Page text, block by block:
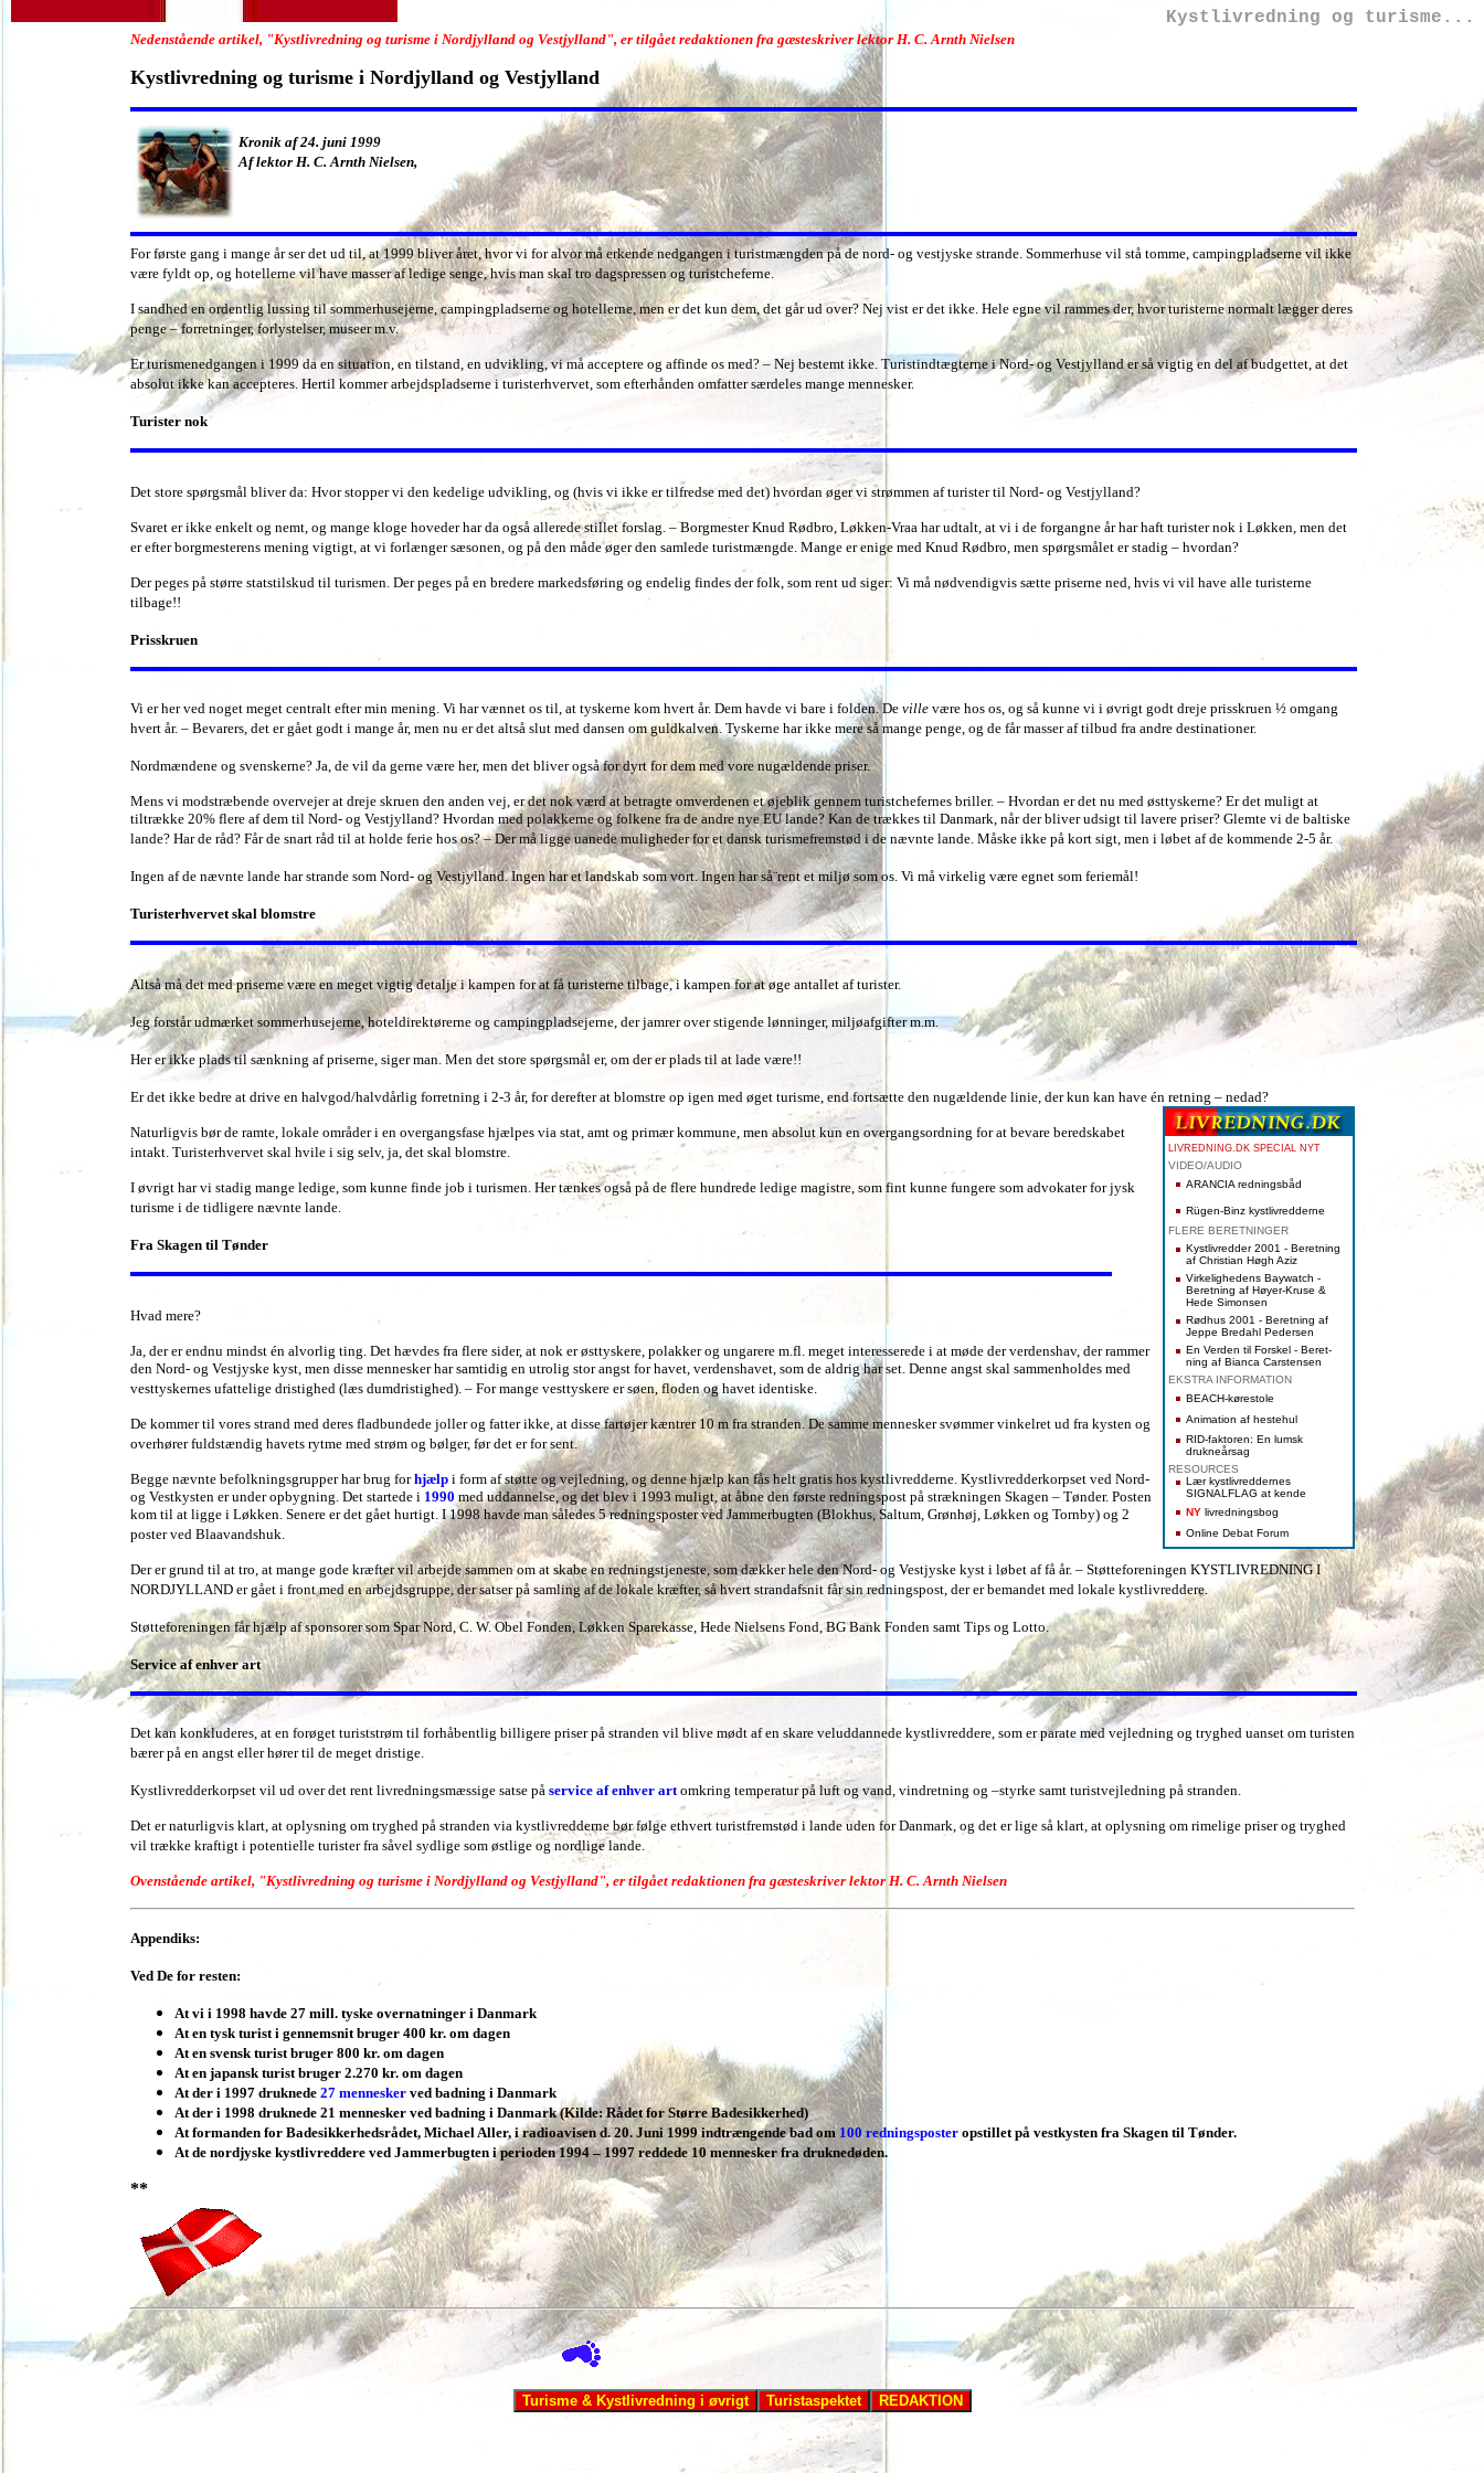
Kystlivredning og turisme...
Nedenstående artikel, "Kystlivredning og turisme i Nordjylland og Vestjylland", er tilgået redaktionenfra gæsteskriver lektor H. C. Arnth Nielsen
Kystlivredning og turisme i Nordjylland og Vestjylland
Kronik af 24. juni 1999
Af lektor H. C. Arnth Nielsen,
For første gang i mange år ser det ud til, at 1999 bliver året, hvor vi for alvor må erkende nedgangen i turistmængden på de nord- og vestjyske strande. Sommerhuse vil stå tomme, campingpladserne vil ikke
være fyldt op, og hotellerne vil have masser af ledige senge, hvis man skal tro dagspressen og turistcheferne.
I sandhed en ordentlig lussing til sommerhusejerne, campingpladserne og hotellerne, men er det kun dem, det går ud over? Nej vist er det ikke. Hele egne vil rammes der, hvor turisterne normalt lægger deres
penge – forretninger, forlystelser, museer m.v.
Er turismenedgangen i 1999 da en situation, en tilstand, en udvikling, vi må acceptere og affinde os med? – Nej bestemt ikke. Turistindtægterne i Nord- og Vestjylland er så vigtig en del af budgettet, at det
absolut ikke kan accepteres. Hertil kommer arbejdspladserne i turisterhvervet, som efterhånden omfatter særdeles mange mennesker.
Turister nok
Det store spørgsmål bliver da: Hvor stopper vi den kedelige udvikling, og (hvis vi ikke er tilfredse med det) hvordan øger vi strømmen af turister til Nord- og Vestjylland?
Svaret er ikke enkelt og nemt, og mange kloge hoveder har da også allerede stillet forslag. – Borgmester Knud Rødbro, Løkken-Vraa har udtalt, at vi i de forgangne år har haft turister nok i Løkken, men det
er efter borgmesterens mening vigtigt, at vi forlænger sæsonen, og på den måde øger den samlede turistmængde. Mange er enige med Knud Rødbro, men spørgsmålet er stadig – hvordan?
Der peges på større statstilskud til turismen. Der peges på en bredere markedsføring og endelig findes der folk, som rent ud siger: Vi må nødvendigvis sætte priserne ned, hvis vi vil have alle turisterne
tilbage!!
Prisskruen
Vi er her ved noget meget centralt efter min mening. Vi har vænnet os til, at tyskerne kom hvert år. Dem havde vi bare i folden. De villevære hos os, og så kunne vi i øvrigt godt dreje prisskruen ½ omgang
hvert år. – Bevarers, det er gået godt i mange år, men nu er det altså slut med dansen om guldkalven. Tyskerne har ikke mere så mange penge, og de får masser af tilbud fra andre destinationer.
Nordmændene og svenskerne? Ja, de vil da gerne være her, men det bliver også for dyrt for dem med vore nugældende priser.
Mens vi modstræbende overvejer at dreje skruen den anden vej, er det nok værd at betragte omverdenen et øjeblik gennem turistchefernes briller. – Hvordan er det nu med østtyskerne? Er det muligt at
tiltrække 20% flere af dem til Nord- og Vestjylland? Hvordan med polakkerne og folkene fra de andre nye EU lande? Kan de trækkes til Danmark, når der bliver udsigt til lavere priser? Glemte vi de baltiske
lande? Har de råd? Får de snart råd til at holde ferie hos os? – Der må ligge uanede muligheder for et dansk turismefremstød i de nævnte lande. Måske ikke på kort sigt, men i løbet af de kommende 2-5 år.
Ingen af de nævnte lande har strande som Nord- og Vestjylland. Ingen har et landskab som vort. Ingen har så¨rent et miljø som os. Vi må virkelig være egnet som feriemål!
Turisterhvervet skal blomstre
Altså må det med priserne være en meget vigtig detalje i kampen for at få turisterne tilbage, i kampen for at øge antallet af turister.
Jeg forstår udmærket sommerhusejerne, hoteldirektørerne og campingpladsejerne, der jamrer over stigende lønninger, miljøafgifter m.m.
Her er ikke plads til sænkning af priserne, siger man. Men det store spørgsmål er, om der er plads til at lade være!!
Er det ikke bedre at drive en halvgod/halvdårlig forretning i 2-3 år, for derefter at blomstre op igen med øget turisme, end fortsætte den nugældende linie, der kun kan have én retning – nedad?
LIVREDNING.DK SPECIAL NYT
VIDEO/AUDIO
ARANCIA redningsbåd
Rügen-Binz kystlivredderne
FLERE BERETNINGER
Kystlivredder 2001 - Beretning
af Christian Høgh Aziz
Virkelighedens Baywatch -
Beretning af Høyer-Kruse &
Hede Simonsen
Rødhus 2001 - Beretning af
Jeppe Bredahl Pedersen
En Verden til Forskel - Beret-
ning af Bianca Carstensen
EKSTRA INFORMATION
BEACH-kørestole
Animation af hestehul
RID-faktoren: En lumsk
drukneårsag
RESOURCES
Lær kystlivreddernes
SIGNALFLAG at kende
NYlivredningsbog
Online Debat Forum
Naturligvis bør de ramte, lokale områder i en overgangsfase hjælpes via stat, amt og primær kommune, men absolut kun en overgangsordning for at bevare beredskabet
intakt. Turisterhvervet skal hvile i sig selv, ja, det skal blomstre.
I øvrigt har vi stadig mange ledige, som kunne finde job i turismen. Her tænkes også på de flere hundrede ledige magistre, som fint kunne fungere som advokater for jysk
turisme i de tidligere nævnte lande.
Fra Skagen til Tønder
Hvad mere?
Ja, der er endnu mindst én alvorlig ting. Det hævdes fra flere sider, at nok er østtyskere, polakker og ungarere m.fl. meget interesserede i at møde der verdenshav, der rammer
den Nord- og Vestjyske kyst, men disse mennesker har samtidig en utrolig stor angst for havet, verdenshavet, som de aldrig har set. Denne angst skal sammenholdes med
vesttyskernes ufattelige dristighed (læs dumdristighed). – For mange vesttyskere er søen, floden og havet identiske.
De kommer til vores strand med deres fladbundede joller og fatter ikke, at disse fartøjer kæntrer 10 m fra stranden. De samme mennesker svømmer vinkelret ud fra kysten og
overhører fuldstændig havets rytme med strøm og bølger, før det er for sent.
Begge nævnte befolkningsgrupper har brug forhjælpi form af støtte og vejledning, og denne hjælp kan fås helt gratis hos kystlivredderne. Kystlivredderkorpset ved Nord-
og Vestkysten er under opbygning. Det startede i 1990 med uddannelse, og det blev i 1993 muligt, at åbne den første redningspost på strækningen Skagen – Tønder. Posten
kom til at ligge i Løkken. Senere er det gået hurtigt. I 1998 havde man således 5 redningsposter ved Jammerbugten (Blokhus, Saltum, Grønhøj, Løkken og Tornby) og 2
poster ved Blaavandshuk.
Der er grund til at tro, at mange gode kræfter vil arbejde sammen om at skabe en redningstjeneste, som dækker hele den Nord- og Vestjyske kyst i løbet af få år. – Støtteforeningen KYSTLIVREDNING I
NORDJYLLAND er gået i front med en arbejdsgruppe, der satser på samling af de lokale kræfter, så hvert strandafsnit får sin redningspost, der er bemandet med lokale kystlivreddere.
Støtteforeningen får hjælp af sponsorer som Spar Nord, C. W. Obel Fonden, Løkken Sparekasse, Hede Nielsens Fond, BG Bank Fonden samt Tips og Lotto.
Service af enhver art
Det kan konkluderes, at en forøget turiststrøm til forhåbentlig billigere priser på stranden vil blive mødt af en skare veluddannede kystlivreddere, som er parate med vejledning og tryghed uanset om turisten
bærer på en angst eller hører til de meget dristige.
Kystlivredderkorpset vil ud over det rent livredningsmæssige satse på service af enhver artomkring temperatur på luft og vand, vindretning og –styrke samt turistvejledning på stranden.
Det er naturligvis klart, at oplysning om tryghed på stranden via kystlivredderne bør følge ethvert turistfremstød i lande uden for Danmark, og det er lige så klart, at oplysning om rimelige priser og tryghed
vil trække kraftigt i potentielle turister fra såvel sydlige som østlige og nordlige lande.
Ovenstående artikel, "Kystlivredning og turisme i Nordjylland og Vestjylland", er tilgået redaktionenfra gæsteskriver lektor H. C. Arnth Nielsen
Appendiks:
Ved De for resten:
At vi i 1998 havde 27 mill. tyske overnatninger i Danmark
At en tysk turist i gennemsnit bruger 400 kr. om dagen
At en svensk turist bruger 800 kr. om dagen
At en japansk turist bruger 2.270 kr. om dagen
At der i 1997 druknede 27 menneskerved badning i Danmark
At der i 1998 druknede 21 mennesker ved badning i Danmark (Kilde: Rådet for Større Badesikkerhed)
At formanden for Badesikkerhedsrådet, Michael Aller, i radioavisen d. 20. Juni 1999 indtrængende bad om100 redningsposteropstillet på vestkysten fra Skagen til Tønder.
At de nordjyske kystlivreddere ved Jammerbugten i perioden 1994 – 1997 reddede 10 mennesker fra druknedøden.
**